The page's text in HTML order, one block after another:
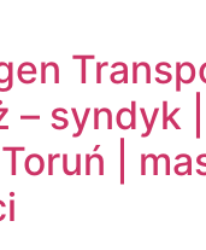
syndyk |
|